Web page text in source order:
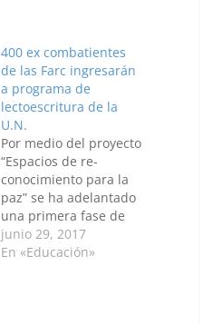
400 ex combatientes
de las Farc ingresarán
a programa de
lectoescritura de la
U.N.
Por medio del proyecto
“Espacios de re-
conocimiento para la
paz” se ha adelantado
una primera fase de
implementación de
dicha estrategia en la
junio 29, 2017
En «Educación»